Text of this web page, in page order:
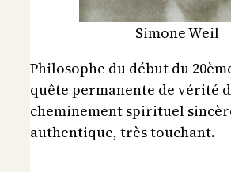
Simone Weil
Philosophe du début du
quête permanente de vérité
cheminement spirituel
authentique, très touchant.